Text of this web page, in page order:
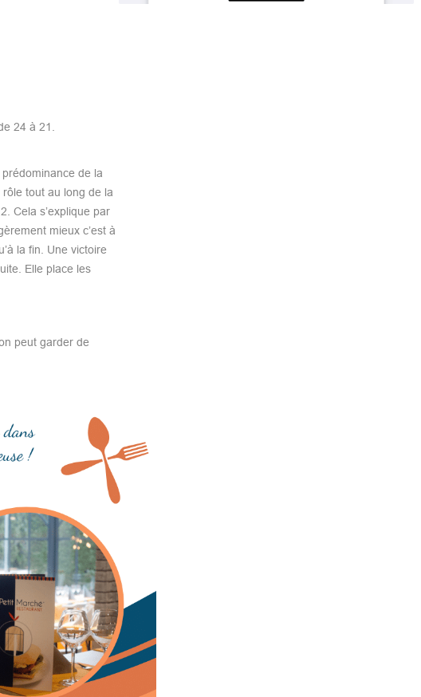
24 à 21.
de la
tout au long de la
Cela s’explique par
mieux c’est à
la fin. Une victoire
Elle place les
peut garder de